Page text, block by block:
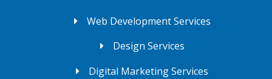
Web Development Services
Design Services
Digital Marketing Services